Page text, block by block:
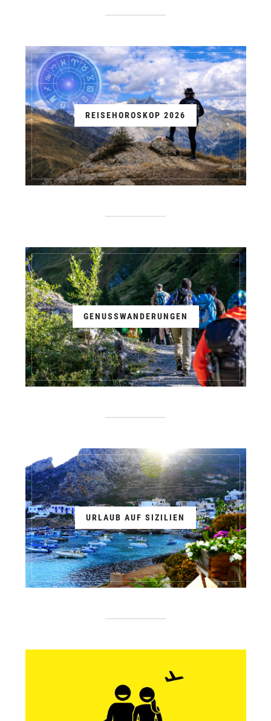
REISEHOROSKOP 2026
GENUSSWANDERUNGEN
URLAUB AUF SIZILIEN